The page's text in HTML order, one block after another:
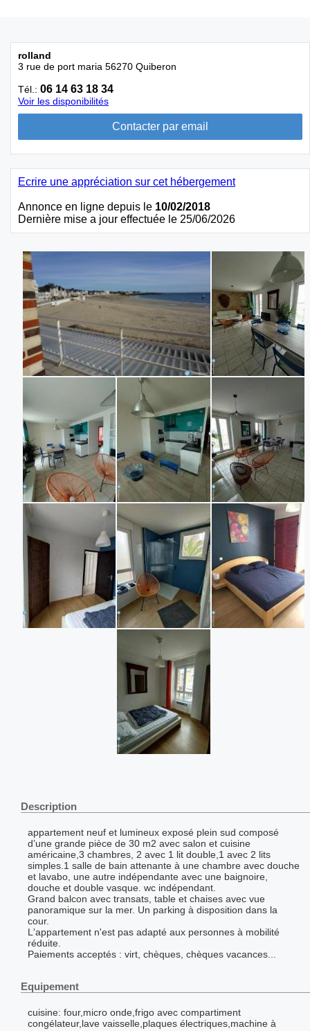
rolland
3 rue de port maria 56270 Quiberon
Tél.: 06 14 63 18 34
Voir les disponibilités
Ecrire une appréciation sur cet hébergement
Annonce en ligne depuis le 10/02/2018
Dernière mise a jour effectuée le 25/06/2026
Description
appartement neuf et lumineux exposé plein sud composé
d’une grande pièce de 30 m2 avec salon et cuisine
américaine,3 chambres, 2 avec 1 lit double,1 avec 2 lits
simples.1 salle de bain attenante à une chambre avec douche
et lavabo, une autre indépendante avec une baignoire,
douche et double vasque. wc indépendant.
Grand balcon avec transats, table et chaises avec vue
panoramique sur la mer. Un parking à disposition dans la
cour.
L'appartement n'est pas adapté aux personnes à mobilité
réduite.
Paiements acceptés : virt, chèques, chèques vacances...
Equipement
cuisine: four,micro onde,frigo avec compartiment
congélateur,lave vaisselle,plaques électriques,machine à